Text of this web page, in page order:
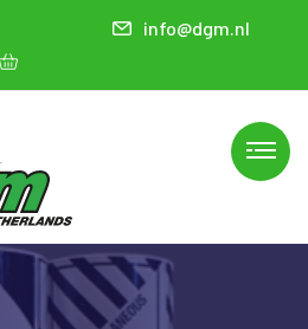
info@dgm.nl